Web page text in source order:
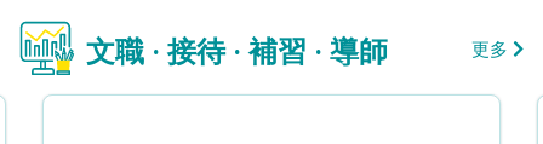
文職 · 接待 · 補習 · 導師 更多